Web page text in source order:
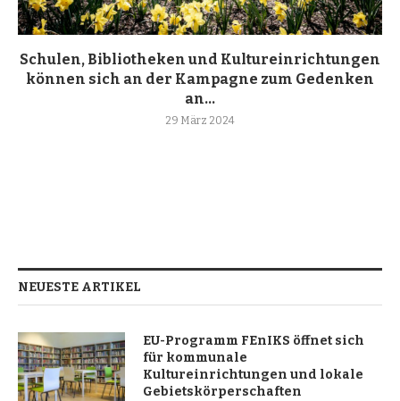
Schulen, Bibliotheken und Kultureinrichtungen
können sich an der Kampagne zum Gedenken
an...
29 März 2024
NEUESTE ARTIKEL
EU-Programm FEnIKS öffnet sich
für kommunale
Kultureinrichtungen und lokale
Gebietskörperschaften